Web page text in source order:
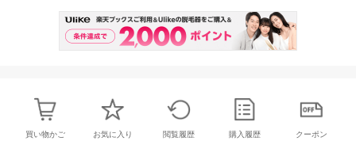
買い物かご お気に入り 閲覧履歴 購入履歴 クーポン